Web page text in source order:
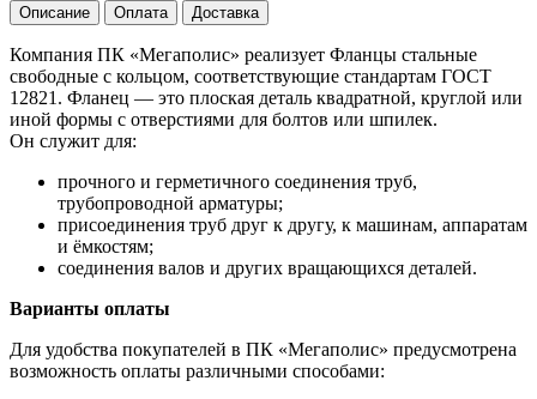
Описание Оплата Доставка
Компания ПК «Мегаполис» реализует Фланцы стальные
свободные с кольцом, соответствующие стандартам ГОСТ
12821. Фланец — это плоская деталь квадратной, круглой или
иной формы с отверстиями для болтов или шпилек.
Он служит для:
прочного и герметичного соединения труб,
трубопроводной арматуры;
присоединения труб друг к другу, к машинам, аппаратам
и ёмкостям;
соединения валов и других вращающихся деталей.
Варианты оплаты
Для удобства покупателей в ПК «Мегаполис» предусмотрена
возможность оплаты различными способами: